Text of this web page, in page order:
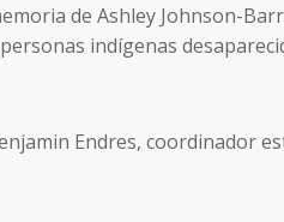
de Ashley Johnson-
indígenas
Endres, coordinador